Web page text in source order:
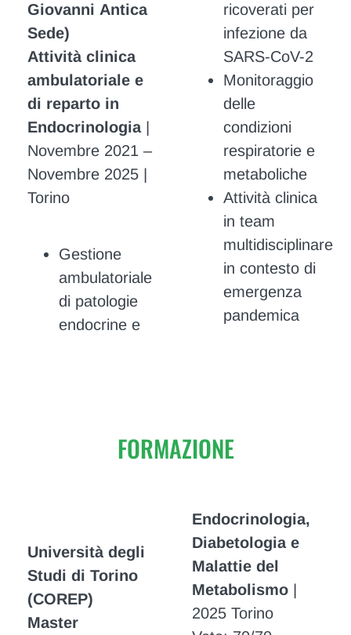
Giovanni Antica
Sede)
Attività clinica
ambulatoriale e
di reparto in
Endocrinologia|
Novembre 2021 –
Novembre 2025 |
Torino
Gestione
ambulatoriale
di patologie
endocrine e
ricoverati per
infezione da
SARS-CoV-2
Monitoraggio
delle
condizioni
respiratorie e
metaboliche
Attività clinica
in team
multidisciplinare
in contesto di
emergenza
pandemica
FORMAZIONE
Università degli
Studi di Torino
(COREP)
Master
Endocrinologia,
Diabetologia e
Malattie del
Metabolismo |
2025 Torino